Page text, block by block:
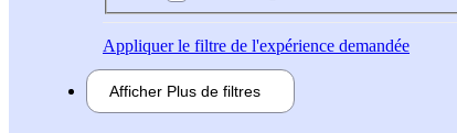
Appliquerle filtre de l'expérience demandée
Afficher Plus de filtres